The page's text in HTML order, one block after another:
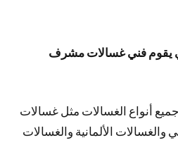
يقوم فني غسالات مشرف
أنواع الغسالات مثل غسالات
الألمانية والغسالات